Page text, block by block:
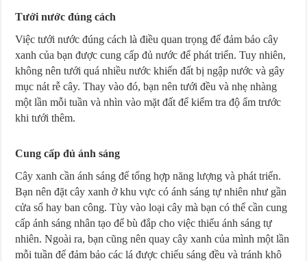
Tưới nước đúng cách
Việc tưới nước đúng cách là điều quan trọng để đảm bảo cây
xanh của bạn được cung cấp đủ nước để phát triển. Tuy nhiên,
không nên tưới quá nhiều nước khiến đất bị ngập nước và gây
mục nát rễ cây. Thay vào đó, bạn nên tưới đều và nhẹ nhàng
một lần mỗi tuần và nhìn vào mặt đất để kiểm tra độ ẩm trước
khi tưới thêm.
Cung cấp đủ ánh sáng
Cây xanh cần ánh sáng để tổng hợp năng lượng và phát triển.
Bạn nên đặt cây xanh ở khu vực có ánh sáng tự nhiên như gần
cửa sổ hay ban công. Tùy vào loại cây mà bạn có thể cần cung
cấp ánh sáng nhân tạo để bù đắp cho việc thiếu ánh sáng tự
nhiên. Ngoài ra, bạn cũng nên quay cây xanh của mình một lần
mỗi tuần để đảm bảo các lá được chiếu sáng đều và tránh khô